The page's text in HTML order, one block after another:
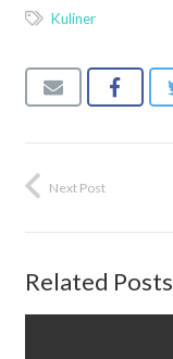
Kuliner
Next Post
Related Posts